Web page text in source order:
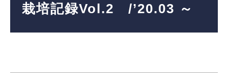
栽培記録Vol.2 /’20.03 ～